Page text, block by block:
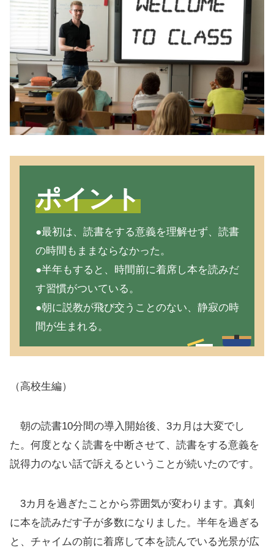
ポイント
●最初は、読書をする意義を理解せず、読書
の時間もままならなかった。
●半年もすると、時間前に着席し本を読みだ
す習慣がついている。
●朝に説教が飛び交うことのない、静寂の時
間が生まれる。
（高校生編）
朝の読書10分間の導入開始後、3カ月は大変でし
た。何度となく読書を中断させて、読書をする意義を
説得力のない話で訴えるということが続いたのです。
3カ月を過ぎたことから雰囲気が変わります。真剣
に本を読みだす子が多数になりました。半年を過ぎる
と、チャイムの前に着席して本を読んでいる光景が広